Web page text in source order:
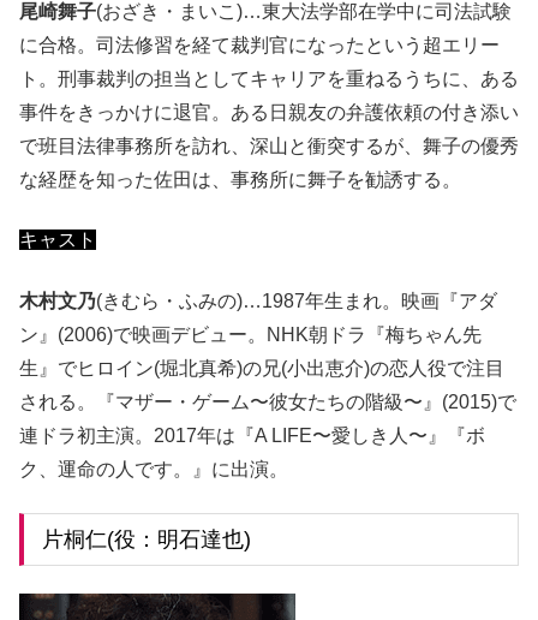
尾崎舞子(おざき・まいこ)…東大法学部在学中に司法試験
に合格。司法修習を経て裁判官になったという超エリー
ト。刑事裁判の担当としてキャリアを重ねるうちに、ある
事件をきっかけに退官。ある日親友の弁護依頼の付き添い
で班目法律事務所を訪れ、深山と衝突するが、舞子の優秀
な経歴を知った佐田は、事務所に舞子を勧誘する。
キャスト
木村文乃(きむら・ふみの)…1987年生まれ。映画『アダ
ン』(2006)で映画デビュー。NHK朝ドラ『梅ちゃん先
生』でヒロイン(堀北真希)の兄(小出恵介)の恋人役で注目
される。『マザー・ゲーム〜彼女たちの階級〜』(2015)で
連ドラ初主演。2017年は『A LIFE〜愛しき人〜』『ボ
ク、運命の人です。』に出演。
片桐仁(役：明石達也)